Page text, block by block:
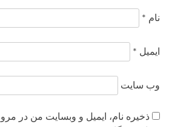
نام *
ایمیل *
وب‌ سایت
ذخیره نام، ایمیل و وبسایت من در